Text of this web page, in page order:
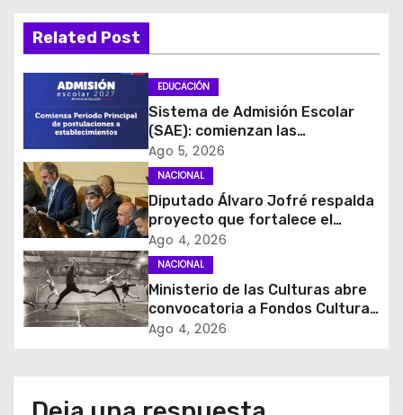
a
c
ó
n
d
e
e
Related Post
EDUCACIÓN
Sistema de Admisión Escolar
(SAE): comienzan las
postulaciones a
establecimientos para 2027
Ago 5, 2026
NACIONAL
Diputado Álvaro Jofré respalda
proyecto que fortalece el
control de identidad durante
estados de excepción
Ago 4, 2026
NACIONAL
Ministerio de las Culturas abre
convocatoria a Fondos Cultura
2027 con foco en
Ago 4, 2026